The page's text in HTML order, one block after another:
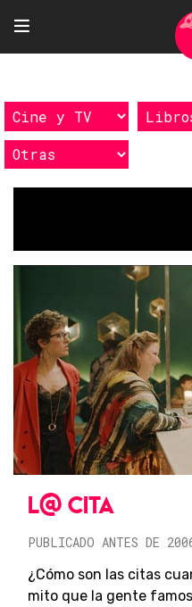
L@ CITA
PUBLICADO ANTES DE
¿Cómo son las citas
mito que la gente